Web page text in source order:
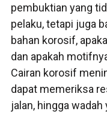
pembuktian yang
pelaku, tetapi juga
bahan korosif,
dan apakah
Cairan korosif
dapat memeriksa
jalan, hingga